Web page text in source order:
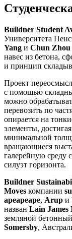
Buildner Student
Университета
Yang и Chun Zhou
навес из бетона,
и принцип
Проект
с помощью
можно
перевозить по
опирается на
элементы,
минимальной
вращающиеся
галерейную
силуэт горизонта.
Buildner
Moves компании
apeapeape, Arup и
назван Lain James
земляной
Somersby,